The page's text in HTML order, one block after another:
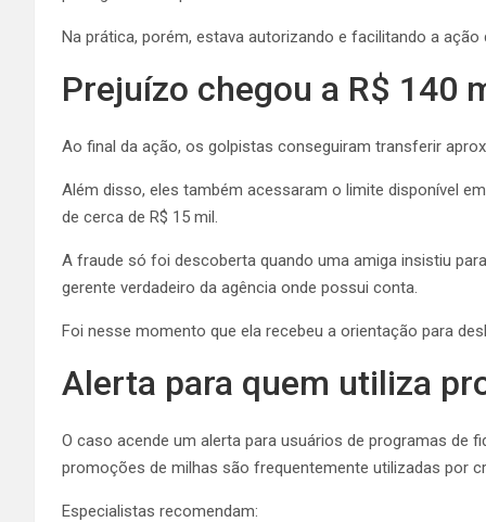
Na prática, porém, estava autorizando e facilitando a
Prejuízo chegou a R$ 140
Ao final da ação, os golpistas conseguiram transferir
Além disso, eles também acessaram o limite disponível
de cerca de R$ 15 mil.
A fraude só foi descoberta quando uma amiga insistiu
gerente verdadeiro da agência onde possui conta.
Foi nesse momento que ela recebeu a orientação para
Alerta para quem utiliza
O caso acende um alerta para usuários de programas de
promoções de milhas são frequentemente utilizadas por
Especialistas recomendam: